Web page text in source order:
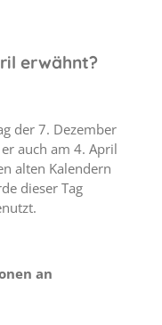
erwähnt?
der 7. Dezember
auch am 4. April
alten Kalendern
dieser Tag
an